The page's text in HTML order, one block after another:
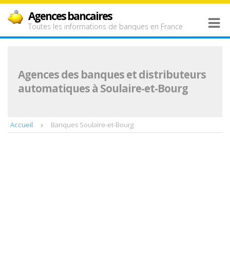
Agences bancaires
Toutes les informations de banques en France
Agences des banques et distributeurs
automatiques à Soulaire-et-Bourg
Accueil Banques Soulaire-et-Bourg